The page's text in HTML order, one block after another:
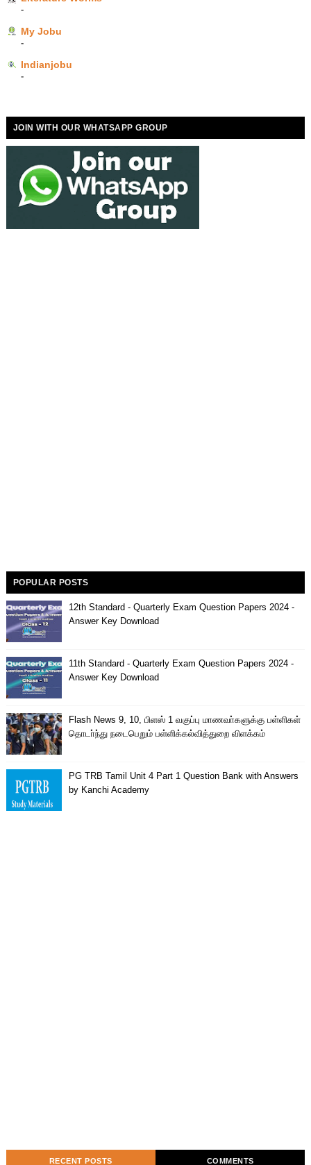
-
My Jobu
-
Indianjobu
-
JOIN WITH OUR WHATSAPP GROUP
POPULAR POSTS
12th Standard - Quarterly Exam Question Papers 2024 -
Answer Key Download
11th Standard - Quarterly Exam Question Papers 2024 -
Answer Key Download
Flash News 9, 10, பிளஸ் 1 வகுப்பு மாணவா்களுக்கு பள்ளிகள்
தொடா்ந்து நடைபெறும் பள்ளிக்கல்வித்துறை விளக்கம்
PG TRB Tamil Unit 4 Part 1 Question Bank with Answers
by Kanchi Academy
RECENT POSTS COMMENTS